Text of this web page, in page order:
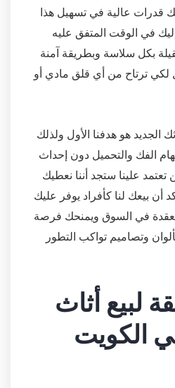
قدرات عالية في تسهيل هذا
في الوقت المتفق عليه
بكل سلاسة وبطريقة آمنة
لكي ترتاح من أي قلق مادي أو
الجديد هو هدفنا الأول ولذلك
الفك والتحميل دون إحداث
علينا ستجد أننا نعطيك
أن بيعك لنا كأفراد يوفر عليك
في السوق ويمنحك فرصة
وتصاميم تواكب التطور
لبيع أثاث
الكويت